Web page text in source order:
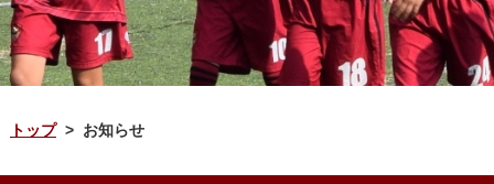
トップ > お知らせ